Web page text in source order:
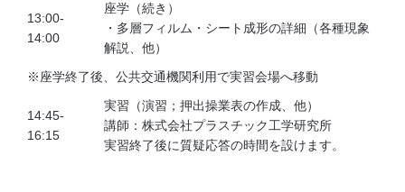
13:00-
14:00
座学（続き）
・多層フィルム・シート成形の詳細（各種現象
解説、他）
※座学終了後、公共交通機関利用で実習会場へ移動
14:45-
16:15
実習（演習；押出操業表の作成、他）
講師：株式会社プラスチック工学研究所
実習終了後に質疑応答の時間を設けます。